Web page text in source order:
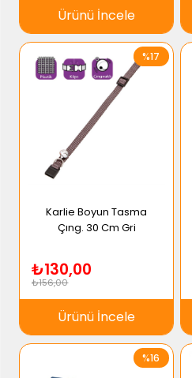
Ürünü İncele
Karlie Boyun Tasma
Çıng. 30 Cm Gri
₺130,00
₺156,00
Ürünü İncele
%17
%16